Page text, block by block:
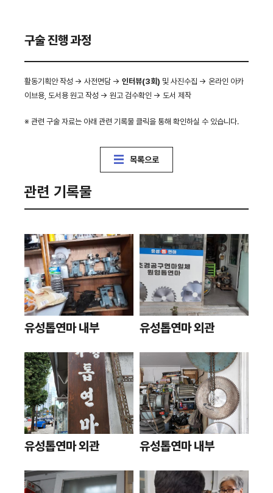
구술 진행 과정
활동기획안 작성 → 사전면담 → 인터뷰(3회) 및 사진수집 → 온라인 아카
이브용, 도서용 원고 작성 → 원고 검수확인 → 도서 제작
※ 관련 구술 자료는 아래 관련 기록물 클릭을 통해 확인하실 수 있습니다.
목록으로
관련 기록물
유성톱연마 내부 유성톱연마 외관
유성톱연마 외관 유성톱연마 내부